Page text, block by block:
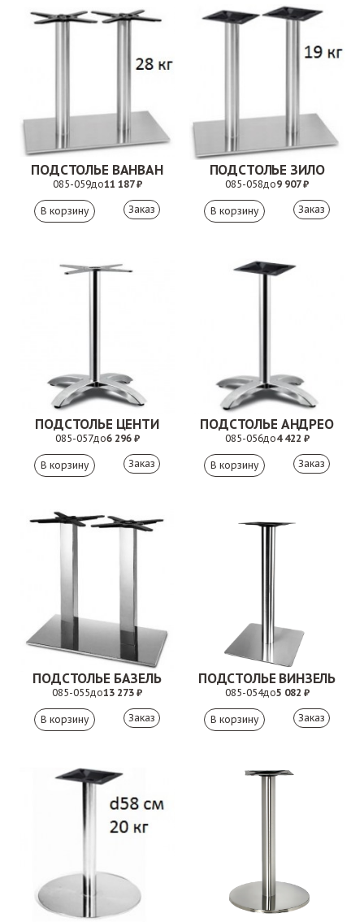
ПОДСТОЛЬЕ ВАНВАН
085-059до11 187 ₽
Заказ
ПОДСТОЛЬЕ ЗИЛО
085-058до9 907 ₽
Заказ
ПОДСТОЛЬЕ ЦЕНТИ
085-057до6 296 ₽
Заказ
ПОДСТОЛЬЕ АНДРЕО
085-056до4 422 ₽
Заказ
ПОДСТОЛЬЕ БАЗЕЛЬ
085-055до13 273 ₽
Заказ
ПОДСТОЛЬЕ ВИНЗЕЛЬ
085-054до5 082 ₽
Заказ